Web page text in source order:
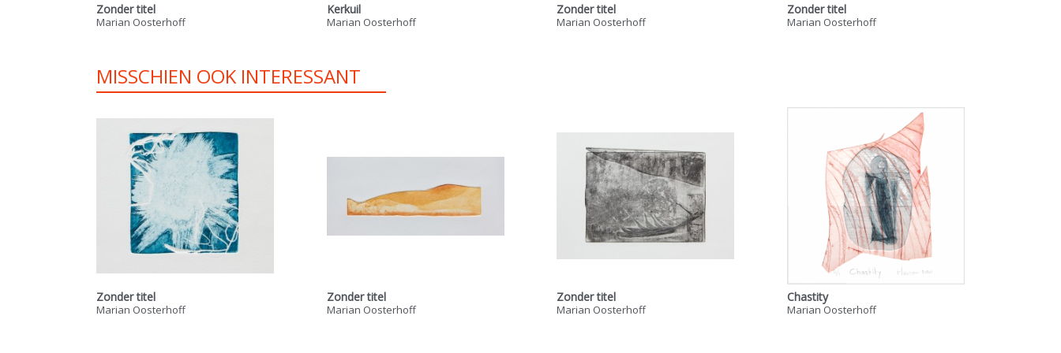
Zonder titel
Marian Oosterhoff
Kerkuil
Marian Oosterhoff
Zonder titel
Marian Oosterhoff
Zonder titel
Marian Oosterhoff
MISSCHIEN OOK INTERESSANT
Zonder titel
Marian Oosterhoff
Zonder titel
Marian Oosterhoff
Zonder titel
Marian Oosterhoff
Chastity
Marian Oosterhoff